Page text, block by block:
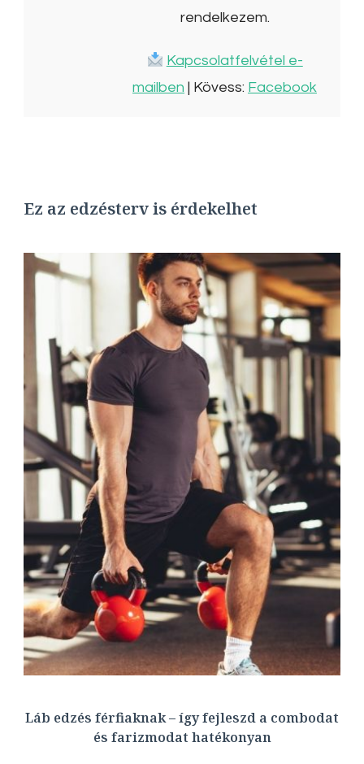
rendelkezem.
Kapcsolatfelvétel e-
mailben | Kövess: Facebook
Ez az edzésterv is érdekelhet
Láb edzés férfiaknak – így fejleszd a combodat
és farizmodat hatékonyan